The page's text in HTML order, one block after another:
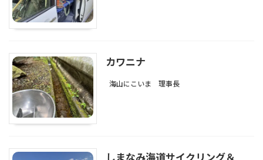
カワニナ
海山にこいま 理事長
しまなみ海道サイクリング＆